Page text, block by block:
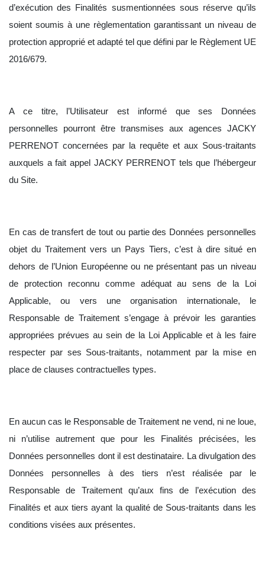
d’exécution des Finalités susmentionnées sous réserve qu’ils
soient soumis à une règlementation garantissant un niveau de
protection approprié et adapté tel que défini par le Règlement UE
2016/679.
A ce titre, l’Utilisateur est informé que ses Données
personnelles pourront être transmises aux agences JACKY
PERRENOT concernées par la requête et aux Sous-traitants
auxquels a fait appel JACKY PERRENOT tels que l’hébergeur
du Site.
En cas de transfert de tout ou partie des Données personnelles
objet du Traitement vers un Pays Tiers, c’est à dire situé en
dehors de l’Union Européenne ou ne présentant pas un niveau
de protection reconnu comme adéquat au sens de la Loi
Applicable, ou vers une organisation internationale, le
Responsable de Traitement s’engage à prévoir les garanties
appropriées prévues au sein de la Loi Applicable et à les faire
respecter par ses Sous-traitants, notamment par la mise en
place de clauses contractuelles types.
En aucun cas le Responsable de Traitement ne vend, ni ne loue,
ni n’utilise autrement que pour les Finalités précisées, les
Données personnelles dont il est destinataire. La divulgation des
Données personnelles à des tiers n’est réalisée par le
Responsable de Traitement qu’aux fins de l’exécution des
Finalités et aux tiers ayant la qualité de Sous-traitants dans les
conditions visées aux présentes.